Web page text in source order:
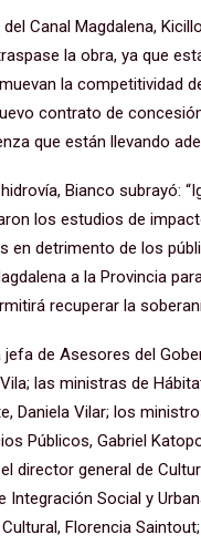
Canal Magdalena,
la obra, ya que
la competitividad
contrato de
que están llevando
Bianco subrayó:
los estudios de
en detrimento de los
a la Provincia
recuperar la
de Asesores del
las ministras de
Daniela Vilar; los
Públicos, Gabriel
director general de
Integración Social y
Florencia